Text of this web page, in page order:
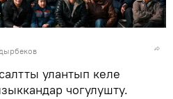
улантып келе
чогулушту.